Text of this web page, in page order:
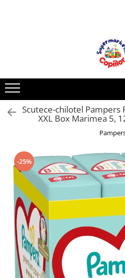
Accesorii pentru petrecere
Baloane
Mobila gradina & terasa
Carti pentru copii
Activitati extracurriculare
Povesti pentru copii
Carti de Povesti pentru Copii
Rechizite si papetarie pentru copii
Creioane colorate si carioci
Ghiozdane si genti
Harti de perete si globuri
pamantesti
Plastilina
Scutece-chilotel Pampers
XXL Box Marimea 5,
-25%